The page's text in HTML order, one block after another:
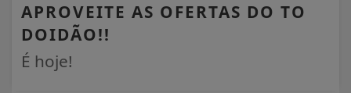
APROVEITE AS OFERTAS DO TO
DOIDÃO!!
É hoje!